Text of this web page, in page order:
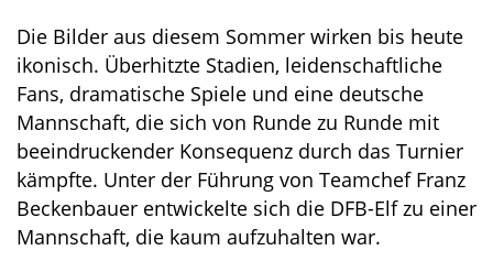
Die Bilder aus diesem Sommer wirken bis heute
ikonisch. Überhitzte Stadien, leidenschaftliche
Fans, dramatische Spiele und eine deutsche
Mannschaft, die sich von Runde zu Runde mit
beeindruckender Konsequenz durch das Turnier
kämpfte. Unter der Führung von Teamchef Franz
Beckenbauer entwickelte sich die DFB-Elf zu einer
Mannschaft, die kaum aufzuhalten war.